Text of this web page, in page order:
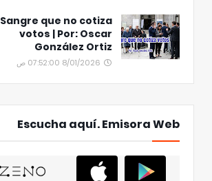
Sangre que no cotiza
votos | Por: Oscar
González Ortiz
8/01/2026 07:52:00 ص
Escucha aquí. Emisora Web